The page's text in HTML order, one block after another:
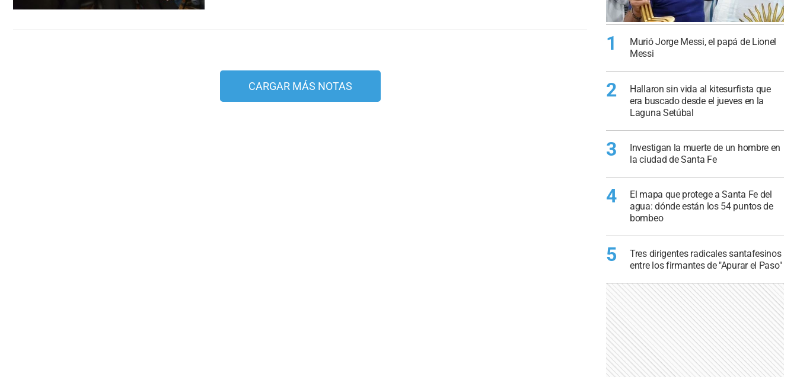
CARGAR MÁS NOTAS
1
Murió Jorge Messi, el papá de Lionel
Messi
2
Hallaron sin vida al kitesurfista que
era buscado desde el jueves en la
Laguna Setúbal
3
Investigan la muerte de un hombre en
la ciudad de Santa Fe
4
El mapa que protege a Santa Fe del
agua: dónde están los 54 puntos de
bombeo
5
Tres dirigentes radicales santafesinos
entre los firmantes de "Apurar el Paso"